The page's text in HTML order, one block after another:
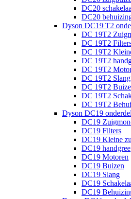
DC20
DC20
Dyson DC19 T2
DC 19T2
DC 19T2
DC 19T2
DC 19T2
DC 19T2
DC 19T2 Slang
DC 19T2
DC 19T2
DC 19T2
Dyson DC19
DC19
DC19 Filters
DC19 Kleine
DC19
DC19 Motoren
DC19 Buizen
DC19 Slang
DC19
DC19